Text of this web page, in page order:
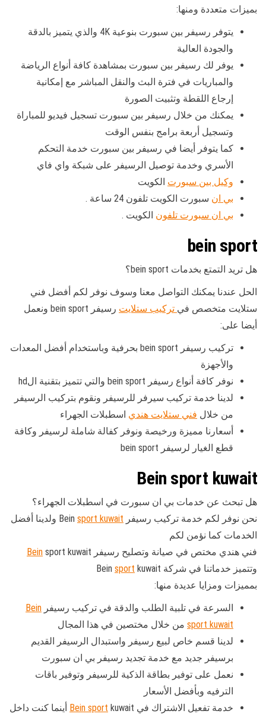
بميزات متعددة ومنها:
يتوفر رسيفر بين سبورت بنوعية 4K والذي يتميز بالدقة
والجودة العالية
يوفر لك رسيفر بين سبورت بمشاهدة كافة أنواع الرياضة
والمباريات في فترة البث والنقل المباشر مع إمكانية
إرجاع اللقطة وتثبيت الصورة
يمكنك من خلال رسيفر بين سبورت تسجيل فيديو للمباراة
وتسجيل أربعة برامج بنفس الوقت
كما يتوفر أيضا في رسيفر بين سبورت خدمة التحكم
الأسري وخدمة توصيل الرسيفر على شبكة واي فاي
وكيل بين سبورت الكويت
بي ان سبورت الكويت تلفون 24 ساعة .
بي ان سبورت تلفون الكويت .
bein sport
هل تريد التمتع بخدمات bein sport؟
الحل عندنا يمكنك التواصل معنا وسوف نوفر لكم أفضل فني
ستلايت متخصص في تركيب ستلايت
رسيفر bein sport ونعمل
أيضا على:
تركيب رسيفر bein sport بحرفية وباستخدام أفضل المعدات
والأجهزة
نوفر كافة أنواع رسيفر bein sport والتي تتميز بتقنية الhd
لدينا خدمة تركيب سيرفر للرسيفر ونقوم بتركيب الرسيفر
من خلال فني ستلايت هندي اسطبلات الجهراء
أسعارنا مميزة ورخيصة ونوفر كفالة شاملة لرسيفر وكافة
قطع الغيار لرسيفر bein sport
Bein sport kuwait
هل تبحث عن خدمات بي ان سبورت في اسطبلات الجهراء؟
نحن نوفر لكم خدمة تركيب رسيفر Bein sport kuwait
ولدينا أفضل
الخدمات كما نؤمن لكم
فني هندي مختص في صيانة وتصليح رسيفر
Bein sport kuwait
وتتميز خدماتنا في شركة Bein
sport kuwait
بمميزات ومزايا عديدة منها:
السرعة في تلبية الطلب والدقة في تركيب رسيفر Bein
sport kuwait من خلال مختصين في هذا المجال
لدينا قسم خاص لبيع رسيفر واستبدال الرسيفر القديم
برسيفر جديد مع خدمة تجديد رسيفر بي ان سبورت
نعمل على توفير بطاقة الذكية للرسيفر وتوفير باقات
الترفيه وبأفضل الأسعار
خدمة تفعيل الاشتراك في
Bein sport kuwait أينما كنت داخل